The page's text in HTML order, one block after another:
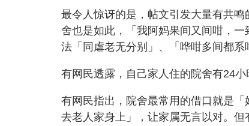
最令人惊讶的是，帖文引发大量有共
舍也是如此，「我阿妈果间又间咁，
法「同虐老无分别」、「哗咁多间都系
有网民透露，自己家人住的院舍有24
有网民指出，院舍最常用的借口就是
去老人家身上」，让家属无言以对。